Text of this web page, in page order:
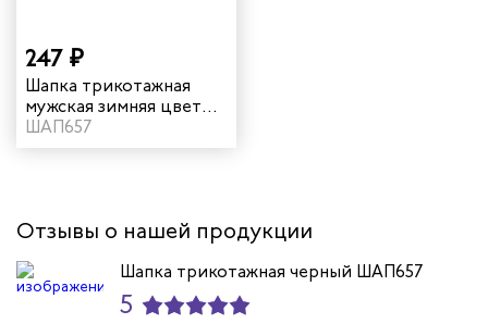
247 ₽
Шапка трикотажная
мужская зимняя цвет
темно-синий
ШАП657
Отзывы о нашей продукции
Шапка трикотажная черный ШАП657
5